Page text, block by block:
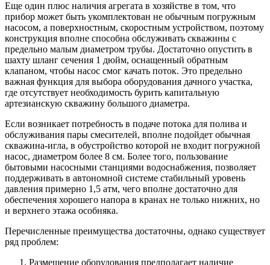
Еще один плюс наличия агрегата в хозяйстве в том, что
прибор может быть укомплектован не обычным погружным
насосом, а поверхностным, скоростным устройством, поэтому
конструкция вполне способна обслуживать скважины с
предельно малым диаметром трубы. Достаточно опустить в
шахту шланг сечения 1 дюйм, оснащенный обратным
клапаном, чтобы насос смог качать поток. Это предельно
важная функция для выбора оборудования дачного участка,
где отсутствует необходимость бурить капитальную
артезианскую скважину большого диаметра.
Если возникает потребность в подаче потока для полива и
обслуживания пары смесителей, вполне подойдет обычная
скважина-игла, в обустройство которой не входит погружной
насос, диаметром более 8 см. Более того, пользование
бытовыми насосными станциями водоснабжения, позволяет
поддерживать в автономной системе стабильный уровень
давления примерно 1,5 атм, чего вполне достаточно для
обеспечения хорошего напора в кранах не только нижних, но
и верхнего этажа особняка.
Перечисленные преимущества достаточны, однако существует
ряд проблем:
Размещение оборудования предполагает наличие